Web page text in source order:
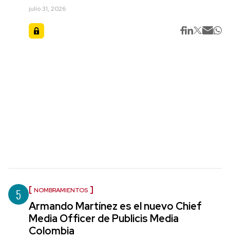
julio 31, 2026
5 NOMBRAMIENTOS
Armando Martínez es el nuevo Chief
Media Officer de Publicis Media
Colombia